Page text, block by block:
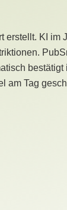
erstellt. KI im
am Tag